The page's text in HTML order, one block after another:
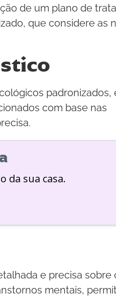
de um plano de
que considere as
padronizados,
com base nas
da sua casa.
e precisa sobre
mentais,